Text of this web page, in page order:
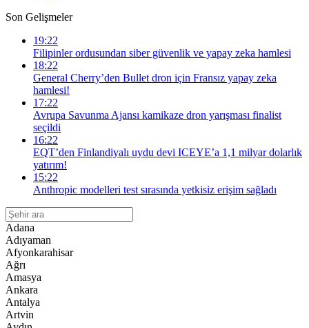
Son Gelişmeler
19:22
Filipinler ordusundan siber güvenlik ve yapay zeka hamlesi
18:22
General Cherry’den Bullet dron için Fransız yapay zeka
hamlesi!
17:22
Avrupa Savunma Ajansı kamikaze dron yarışması finalist
seçildi
16:22
EQT’den Finlandiyalı uydu devi ICEYE’a 1,1 milyar dolarlık
yatırım!
15:22
Anthropic modelleri test sırasında yetkisiz erişim sağladı
Adana
Adıyaman
Afyonkarahisar
Ağrı
Amasya
Ankara
Antalya
Artvin